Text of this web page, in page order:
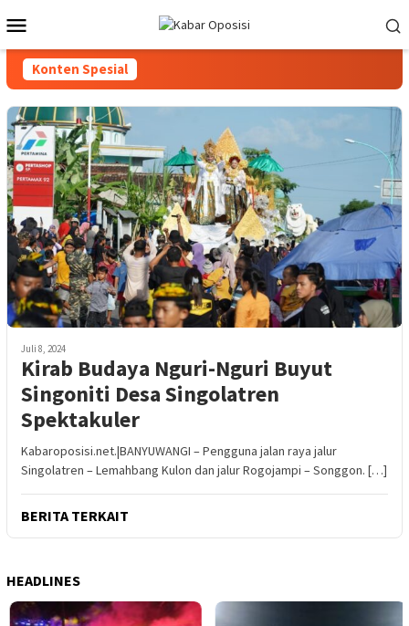
ke
kontenMobile
Konten Spesial
Juli 8, 2024
Kirab Budaya Nguri-Nguri Buyut
Singoniti Desa Singolatren
Spektakuler
Kabaroposisi.net.|BANYUWANGI – Pengguna jalan raya jalur
Singolatren – Lemahbang Kulon dan jalur Rogojampi – Songgon. […]
BERITA TERKAIT
HEADLINES